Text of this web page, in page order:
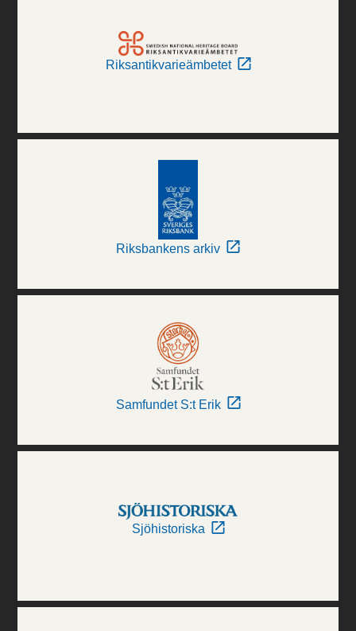
Riksantikvarieämbetet
Riksbankens arkiv
Samfundet S:t Erik
Sjöhistoriska